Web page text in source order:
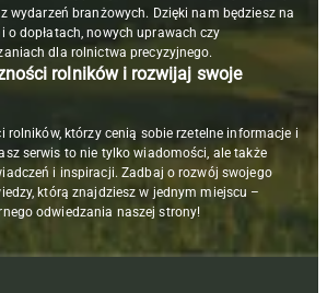
wydarzeń branżowych. Dzięki nam będziesz na
o dopłatach, nowych uprawach czy
dla rolnictwa precyzyjnego.
rolników i rozwijaj swoje
rolników, którzy cenią sobie rzetelne informacje i
serwis to nie tylko wiadomości, ale także
i inspiracji. Zadbaj o rozwój swojego
którą znajdziesz w jednym miejscu –
odwiedzania naszej strony!